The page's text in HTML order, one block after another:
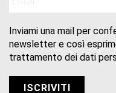
Inviami una mail per
newsletter e così
trattamento dei dati